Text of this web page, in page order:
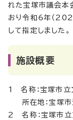
れた宝塚市議会本
おり令和6年（
して指定しました。
施設概要
1 名称：宝塚市立
所在地：宝塚市
2 名称：宝塚市立